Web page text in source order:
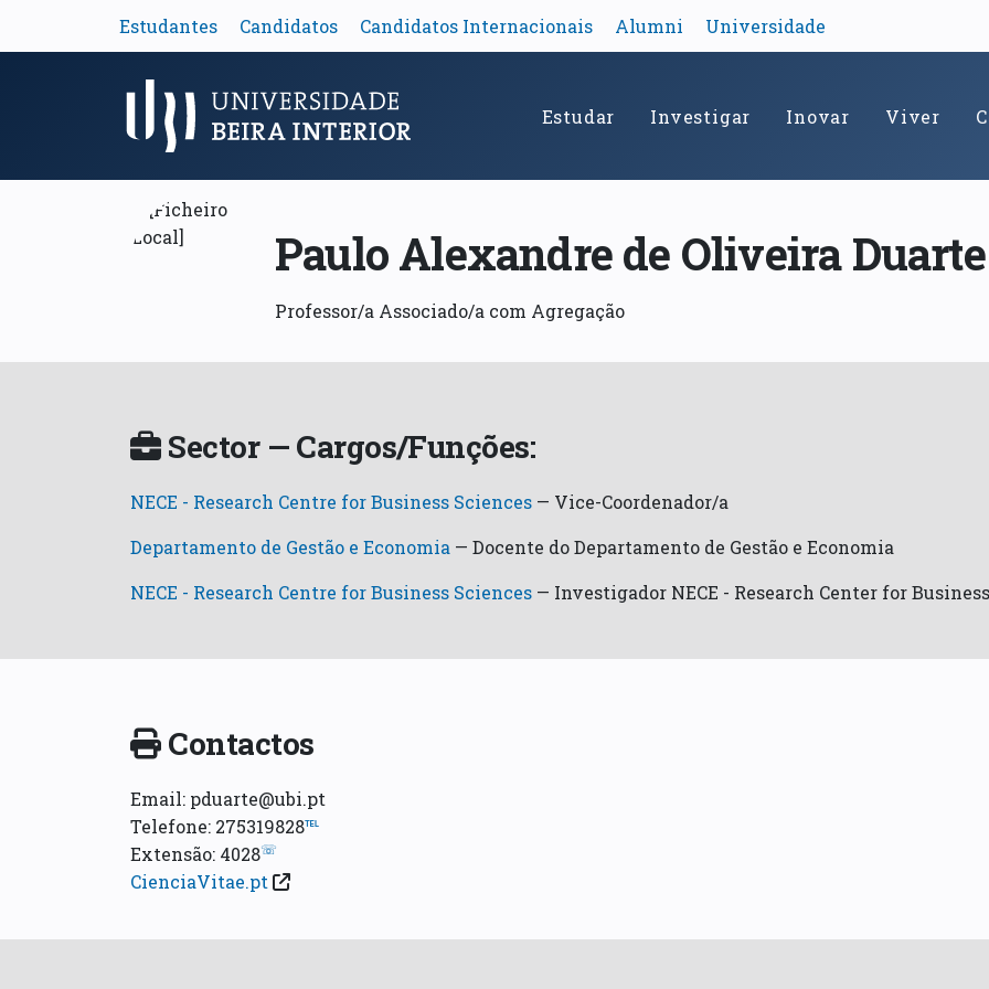
Estudantes Candidatos Candidatos Internacionais Alumni Universidade
Menu Principal Estudar Investigar Inovar Viver
Paulo Alexandre de Oliveira Duarte
Professor/a Associado/a com Agregação
Sector — Cargos/Funções:
NECE - Research Centre for Business Sciences — Vice-Coordenador/a
Departamento de Gestão e Economia — Docente do Departamento de Gestão e Economia
NECE - Research Centre for Business Sciences — Investigador NECE - Research Center for
Contactos
Email: pduarte@ubi.pt
Telefone: 275319828℡
Extensão: 4028☏
CienciaVitae.pt